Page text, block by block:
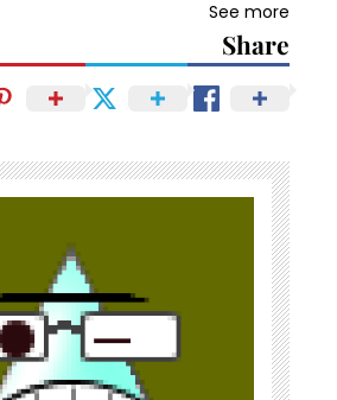
See more
Share